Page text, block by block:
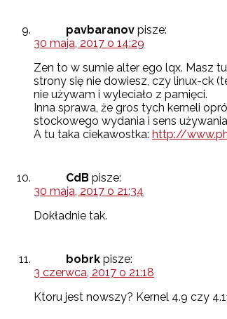
pavbaranov pisze:
30 maja, 2017 o 14:29
Zen to w sumie alter ego lqx. Masz
strony się nie dowiesz, czy linux-ck
nie używam i wyleciało z pamięci.
Inna sprawa, że gros tych kerneli
stockowego wydania i sens
A tu taka ciekawostka: http://
CdB pisze:
30 maja, 2017 o 21:34
Dokładnie tak.
bobrk pisze:
3 czerwca, 2017 o 21:18
Ktoru jest nowszy? Kernel 4.9 czy